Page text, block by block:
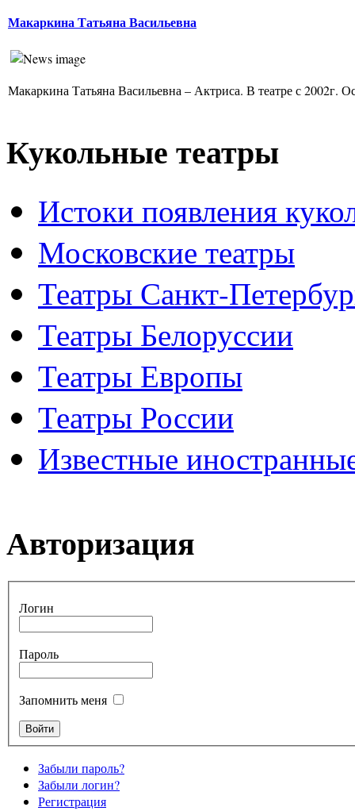
Макаркина Татьяна Васильевна
Макаркина Татьяна Васильевна – Актриса. В театре с 2002г.
Кукольные театры
Истоки появления
Московские театры
Театры Санкт-
Театры Белоруссии
Театры Европы
Театры России
Известные
Авторизация
Логин
Пароль
Запомнить меня
Забыли пароль?
Забыли логин?
Регистрация